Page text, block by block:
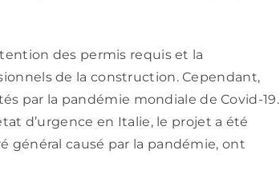
des permis requis et la
de la construction. Cependant,
par la pandémie mondiale de Covid-19.
d’urgence en Italie, le projet a été
général causé par la pandémie, ont